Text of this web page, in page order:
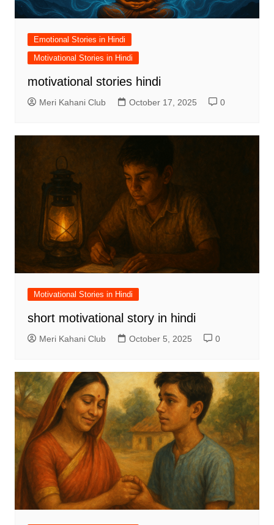
Emotional Stories in Hindi
Motivational Stories in Hindi
motivational stories hindi
Meri Kahani Club October 17, 2025 0
Motivational Stories in Hindi
short motivational story in hindi
Meri Kahani Club October 5, 2025 0